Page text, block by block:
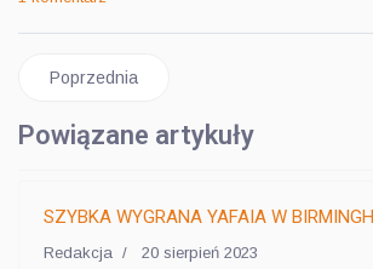
Poprzednia strona: ROZICKI PO WALCE:
Poprzednia
Powiązane artykuły
SZYBKA WYGRANA YAFAIA W
Redakcja 20 sierpień 2023